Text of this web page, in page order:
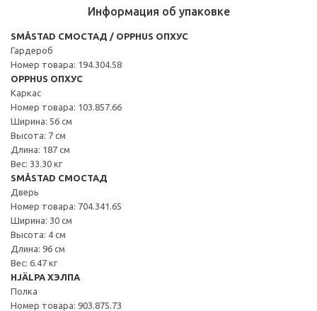
Информация об упаковке
SMÅSTAD СМОСТАД / OPPHUS ОПХУС
Гардероб
Номер товара: 194.304.58
OPPHUS ОПХУС
Каркас
Номер товара: 103.857.66
Ширина: 56 см
Высота: 7 см
Длина: 187 см
Вес: 33.30 кг
SMÅSTAD СМОСТАД
Дверь
Номер товара: 704.341.65
Ширина: 30 см
Высота: 4 см
Длина: 96 см
Вес: 6.47 кг
HJÄLPA ХЭЛПА
Полка
Номер товара: 903.875.73